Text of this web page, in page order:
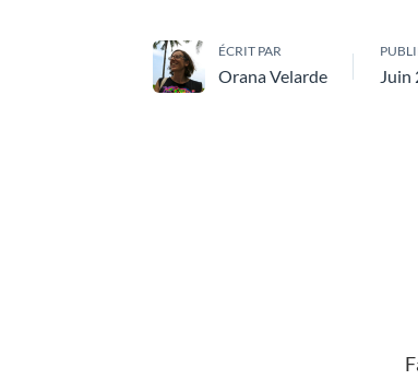
ÉCRIT PAR
Orana Velarde Juin